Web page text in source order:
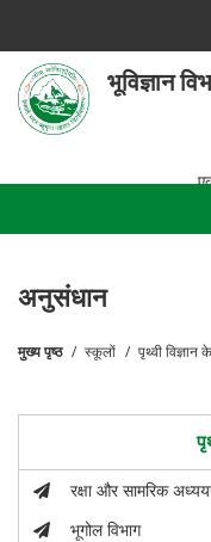
main
content
भूविज्ञान
हेमवती
एक केंद्रीय
अनुसंधान
मुख्य पृष्ठ स्कूलों पृथ्वी
रक्षा और सामरिक
भूगोल विभाग